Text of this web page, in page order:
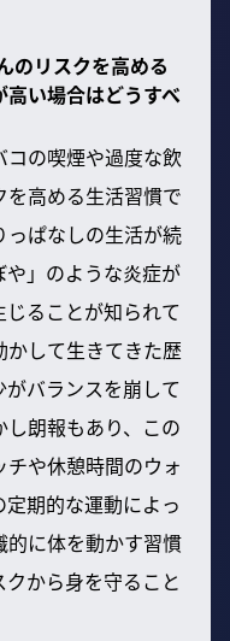
のリスクを高める
い場合はどうすべ
の喫煙や過度な飲
高める生活習慣で
っぱなしの生活が続
や」のような炎症が
ることが知られて
して生きてきた歴
バランスを崩して
朗報もあり、この
や休憩時間のウォ
期的な運動によっ
的に体を動かす習慣
から身を守ること